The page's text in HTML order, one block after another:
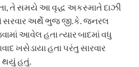
તે સમયે આ વૃદ્ધ અકસ્માતે દાઝી
સરવાર અર્થે ભુજ જી.કે. જનરલ
આવેલ હતા ત્યાર બાદમાં વધુ
ખસેડાયા હતા પરંતુ સારવાર
થયું હતું.